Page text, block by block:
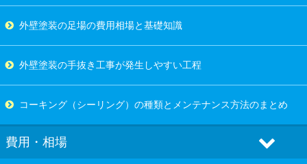
外壁塗装の足場の費用相場と基礎知識
外壁塗装の手抜き工事が発生しやすい工程
コーキング（シーリング）の種類とメンテナンス方法のまとめ
費用・相場